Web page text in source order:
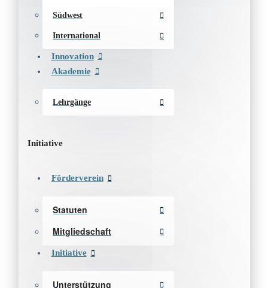
Südwest
International
Innovation
Akademie
Lehrgänge
Initiative
Förderverein
Statuten
Mitgliedschaft
Initiative
Unterstützung